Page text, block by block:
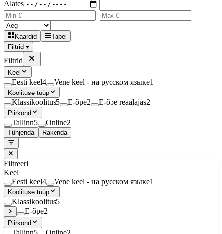
Alates
–
Kaardid
Tabel
Filtrid ▾
Filtrid
Keel
Eesti keel4 Vene keel - на русском языке1
Koolituse tüüp
Klassikoolitus5 E-õpe2 E-õpe reaalajas2
Piirkond
Tallinn5 Online2
Tühjenda Rakenda
Filtreeri
Keel
Eesti keel4 Vene keel - на русском языке1
Koolituse tüüp
Klassikoolitus5
E-õpe2
Piirkond
Tallinn5 Online2